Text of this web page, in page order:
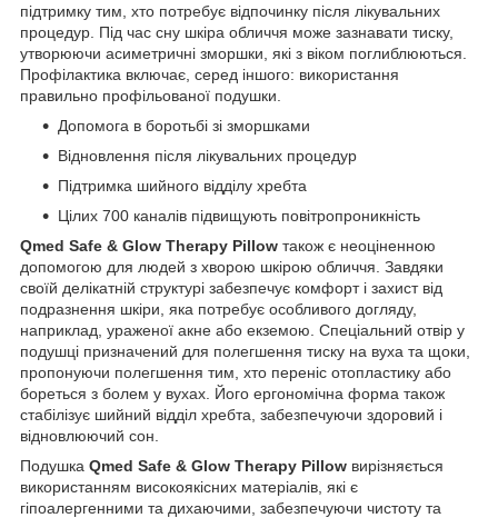
підтримку тим, хто потребує відпочинку після лікувальних
процедур. Під час сну шкіра обличчя може зазнавати тиску,
утворюючи асиметричні зморшки, які з віком поглиблюються.
Профілактика включає, серед іншого: використання
правильно профільованої подушки.
Допомога в боротьбі зі зморшками
Відновлення після лікувальних процедур
Підтримка шийного відділу хребта
Цілих 700 каналів підвищують повітропроникність
Qmed Safe & Glow Therapy Pillow також є неоціненною
допомогою для людей з хворою шкірою обличчя. Завдяки
своїй делікатній структурі забезпечує комфорт і захист від
подразнення шкіри, яка потребує особливого догляду,
наприклад, ураженої акне або екземою. Спеціальний отвір у
подушці призначений для полегшення тиску на вуха та щоки,
пропонуючи полегшення тим, хто переніс отопластику або
бореться з болем у вухах. Його ергономічна форма також
стабілізує шийний відділ хребта, забезпечуючи здоровий і
відновлюючий сон.
Подушка Qmed Safe & Glow Therapy Pillow вирізняється
використанням високоякісних матеріалів, які є
гіпоалергенними та дихаючими, забезпечуючи чистоту та